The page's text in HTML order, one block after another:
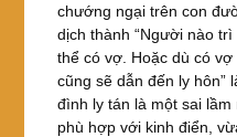
chướng ngại trên con
dịch thành “Người nào
thể có vợ. Hoặc dù có
cũng sẽ dẫn đến ly hôn”
đình ly tán là một sai
phù hợp với kinh điển,